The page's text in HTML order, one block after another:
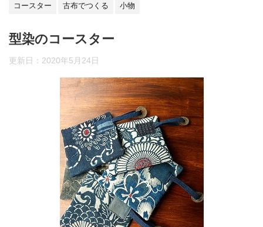
コースター 古布でつくる 小物
型染のコースター
更新日： 2020年5月24日